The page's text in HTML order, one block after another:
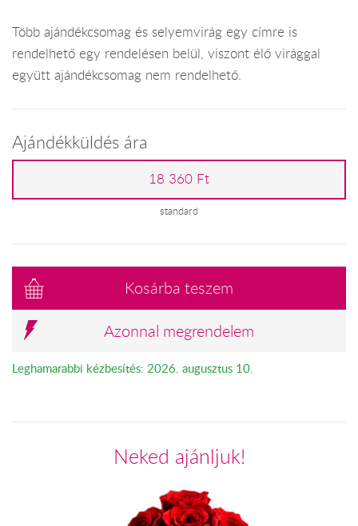
Több ajándékcsomag és selyemvirág egy címre is
rendelhető egy rendelésen belül, viszont élő virággal
együtt ajándékcsomag nem rendelhető.
Ajándékküldés ára
18 360 Ft
standard
Kosárba teszem
Azonnal megrendelem
Leghamarabbi kézbesítés: 2026. augusztus 10.
Neked ajánljuk!